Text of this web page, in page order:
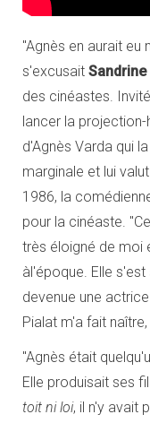
"Agnès en aurait
s'excusait
des cinéastes.
lancer la
d'Agnès Varda qui
marginale et lui
1986, la
pour la cinéaste.
très éloigné de moi
àl'époque. Elle
devenue une
Pialat m'a fait
"Agnès était
Elle produisait ses
toit ni loi, il n'y avait